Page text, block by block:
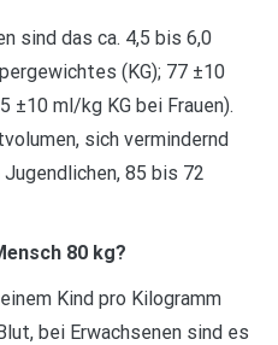
sind das ca. 4,5 bis 6,0
(KG); 77 ±10
±10 ml/kg KG bei Frauen).
sich vermindernd
85 bis 72
80 kg?
Kind pro Kilogramm
bei Erwachsenen sind es